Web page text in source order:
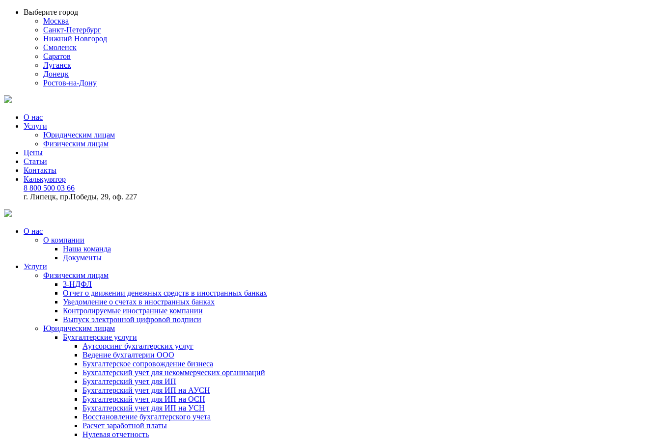
Выберите город
Москва
Санкт-Петербург
Нижний Новгород
Смоленск
Саратов
Луганск
Донецк
Ростов-на-Дону
О нас
Услуги
Юридическим лицам
Физическим лицам
Цены
Статьи
Контакты
Калькулятор
8 800 500 03 66
г. Липецк, пр.Победы, 29, оф. 227
О нас
О компании
Наша команда
Документы
Услуги
Физическим лицам
3-НДФЛ
Отчет о движении денежных средств в иностранных банках
Уведомление о счетах в иностранных банках
Контролируемые иностранные компании
Выпуск электронной цифровой подписи
Юридическим лицам
Бухгалтерские услуги
Аутсорсинг бухгалтерских услуг
Ведение бухгалтерии ООО
Бухгалтерское сопровождение бизнеса
Бухгалтерский учет для некоммерческих организаций
Бухгалтерский учет для ИП
Бухгалтерский учет для ИП на АУСН
Бухгалтерский учет для ИП на ОСН
Бухгалтерский учет для ИП на УСН
Восстановление бухгалтерского учета
Расчет заработной платы
Нулевая отчетность